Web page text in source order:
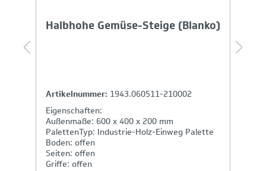
Halbhohe Gemüse-Steige (Blanko)
Artikelnummer: 1943.060511-210002
Eigenschaften:
Außenmaße: 600 x 400 x 200 mm
PalettenTyp: Industrie-Holz-Einweg Palette
Boden: offen
Seiten: offen
Griffe: offen